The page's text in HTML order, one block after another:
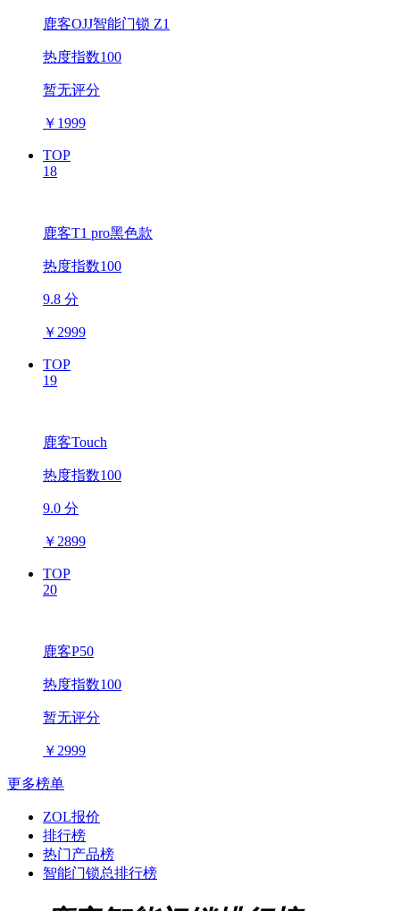
鹿客OJJ智能门锁 Z1
热度指数100
暂无评分
￥ 1999
TOP
18
鹿客T1 pro黑色款
热度指数100
9.8 分
￥ 2999
TOP
19
鹿客Touch
热度指数100
9.0 分
￥ 2899
TOP
20
鹿客P50
热度指数100
暂无评分
￥ 2999
更多榜单
ZOL报价
排行榜
热门产品榜
智能门锁总排行榜